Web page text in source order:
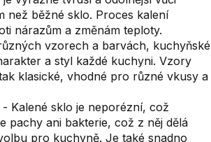
než běžné sklo. Proces kalení
nárazům a změnám teploty.
vzorech a barvách, kuchyňské
a styl každé kuchyni. Vzory
klasické, vhodné pro různé vkusy a
- Kalené sklo je neporézní, což
pachy ani bakterie, což z něj dělá
pro kuchyně. Je také snadno